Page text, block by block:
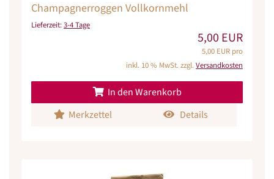
Champagnerroggen Vollkornmehl
Lieferzeit:3-4 Tage
5,00 EUR
5,00 EUR pro
inkl. 10 % MwSt. zzgl.Versandkosten
In den Warenkorb
Merkzettel
Details